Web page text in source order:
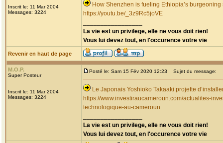
Inscrit le: 11 Mar 2004
Messages: 3224
How Shenzhen is fueling Ethiopia’s burgeoning
https://youtu.be/_3z9Rc5joVE
La vie est un privilege, elle ne vous doit rien!
Vous lui devez tout, en l'occurence votre vie
Revenir en haut de page
M.O.P.
Super Posteur
Inscrit le: 11 Mar 2004
Messages: 3224
Posté le: Sam 15 Fév 2020 12:23 Sujet du message:
Le Japonais Yoshioko Takaaki projette
https://www.investiraucameroun.com/actualites-
technologique-au-cameroun
La vie est un privilege, elle ne vous doit rien!
Vous lui devez tout, en l'occurence votre vie